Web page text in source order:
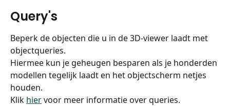
Query's
Beperk de objecten die u in de 3D-viewer laadt met
objectqueries.
Hiermee kun je geheugen besparen als je honderden
modellen tegelijk laadt en het objectscherm netjes
houden.
Klik hier voor meer informatie over queries.